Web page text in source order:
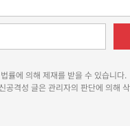
률에 의해 제재를 받을 수 있습니다.
공격성 글은 관리자의 판단에 의해